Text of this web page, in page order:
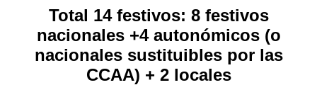
Total 14 festivos: 8 festivos
nacionales +4 autonómicos (o
nacionales sustituibles por las
CCAA) + 2 locales